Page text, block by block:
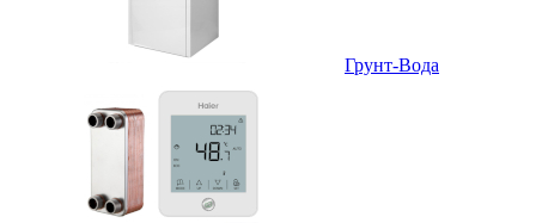
Грунт-Вода